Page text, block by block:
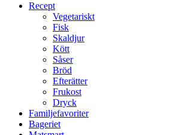
sökfältRecept
Vegetariskt
Fisk
Skaldjur
Kött
Såser
Bröd
Efterätter
Frukost
Dryck
Familjefavoriter
Bageriet